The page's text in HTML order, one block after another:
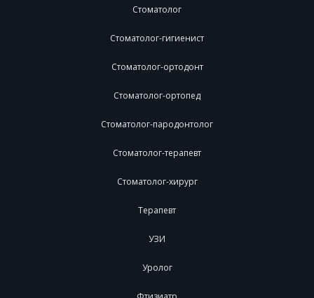
Стоматолог
Стоматолог-гигиенист
Стоматолог-ортодонт
Стоматолог-ортопед
Стоматолог-пародонтолог
Стоматолог-терапевт
Стоматолог-хирург
Терапевт
УЗИ
Уролог